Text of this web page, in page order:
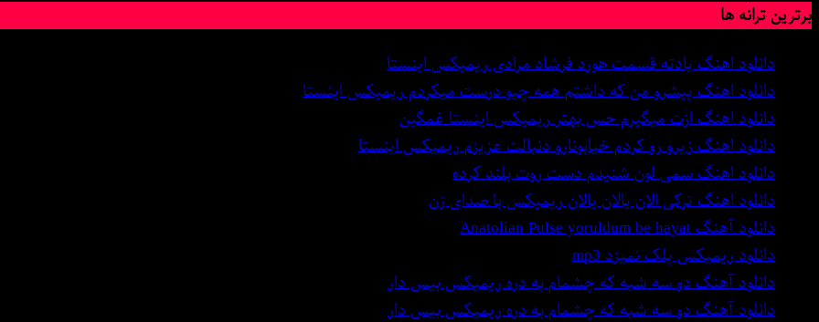
برترین ترانه ها
دانلود اهنگ یادته قسمت هورد فرشاد مرادی ریمیکس اینستا
دانلود اهنگ پیشرو من که داشتم همه چیو درست میکردم ریمیکس اینستا
دانلود اهنگ ازت میگیرم حس بهتر ریمیکس اینستا غمگین
دانلود اهنگ زیرو رو کردم خیابونارو دنبالت عزیزم ریمیکس اینستا
دانلود اهنگ سمی لون شنیدم دست روت بلند کرده
دانلود اهنگ ترکی الان یالان یالان ریمیکس با صدای زن
دانلود آهنگ Anatolian Pulse yoruldum be hayat
دانلود ریمیکس پلک نمیزد mp3
دانلود آهنگ دو سه شبه که چشمام به دره ریمیکس بیس دار
دانلود آهنگ دو سه شبه که چشمام به دره ریمیکس بیس دار